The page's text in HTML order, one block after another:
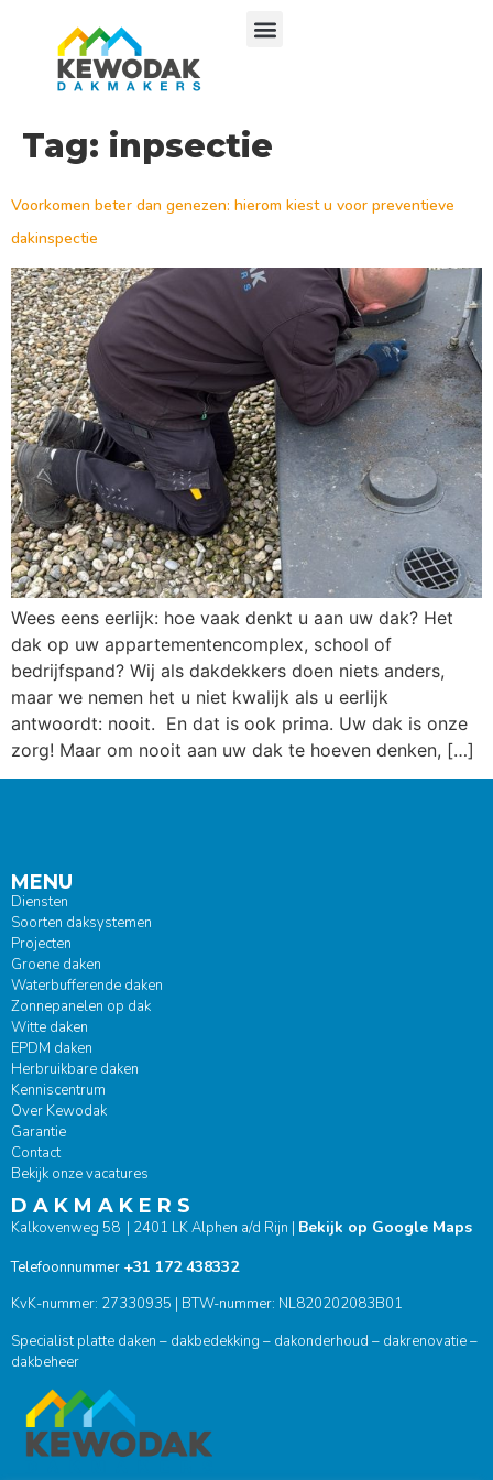
Tag: inpsectie
Voorkomen beter dan genezen: hierom kiest u voor preventieve
dakinspectie
Wees eens eerlijk: hoe vaak denkt u aan uw dak? Het
dak op uw appartementencomplex, school of
bedrijfspand? Wij als dakdekkers doen niets anders,
maar we nemen het u niet kwalijk als u eerlijk
antwoordt: nooit. En dat is ook prima. Uw dak is onze
zorg! Maar om nooit aan uw dak te hoeven denken, […]
MENU
Diensten
Soorten daksystemen
Projecten
Groene daken
Waterbufferende daken
Zonnepanelen op dak
Witte daken
EPDM daken
Herbruikbare daken
Kenniscentrum
Over Kewodak
Garantie
Contact
Bekijk onze vacatures
D A K M A K E R S
Kalkovenweg 58 | 2401 LK Alphen a/d Rijn | Bekijk op Google Maps
Telefoonnummer +31 172 438332
KvK-nummer: 27330935 | BTW-nummer: NL820202083B01
Specialist platte daken – dakbedekking – dakonderhoud – dakrenovatie –
dakbeheer